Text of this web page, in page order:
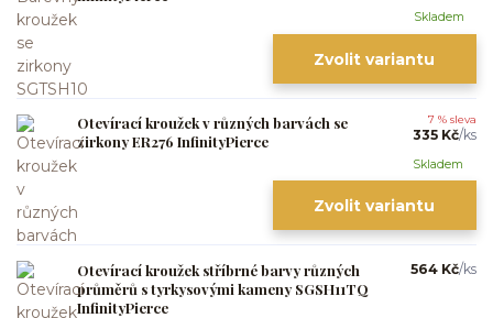
Skladem
Zvolit variantu
Otevírací kroužek v různých barvách se
zirkony ER276 InfinityPierce
7 % sleva
335 Kč/ks
Skladem
Zvolit variantu
Otevírací kroužek stříbrné barvy různých
průměrů s tyrkysovými kameny SGSH11TQ
InfinityPierce
564 Kč/ks